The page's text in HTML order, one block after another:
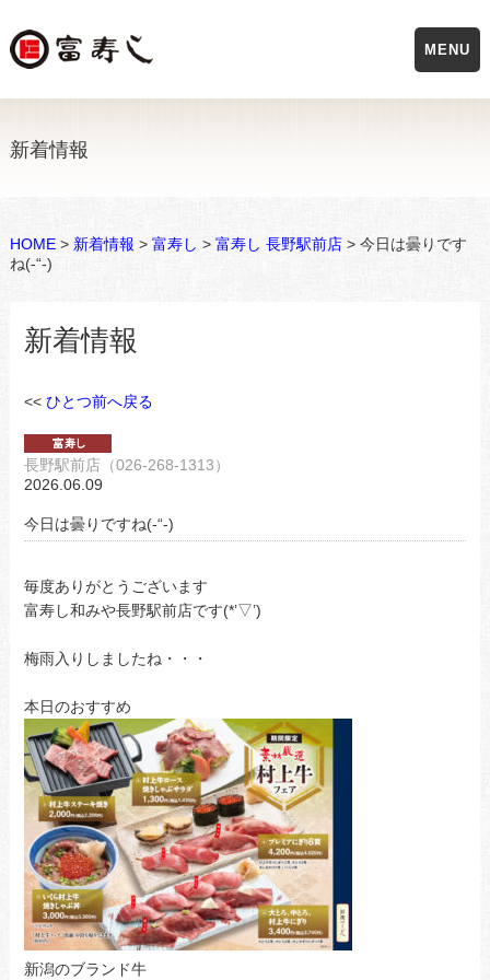
新着情報
HOME> 新着情報 > 富寿し > 富寿し 長野駅前店> 今日は曇りです
ね(-“-)
新着情報
<< ひとつ前へ戻る
長野駅前店（026-268-1313）
2026.06.09
今日は曇りですね(-“-)
毎度ありがとうございます
富寿し和みや長野駅前店です(*’▽’)
梅雨入りしましたね・・・
本日のおすすめ
新潟のブランド牛
MENU